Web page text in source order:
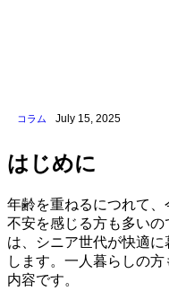
コラム July 15, 2025
はじめに
年齢を重ねるにつれて
不安を感じる方も多い
は、シニア世代が快適
します。一人暮らしの
内容です。